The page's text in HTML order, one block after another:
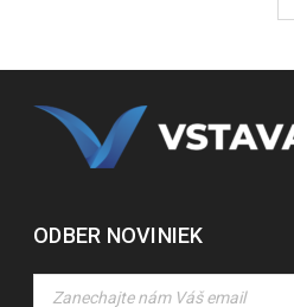
ODBER NOVINIEK